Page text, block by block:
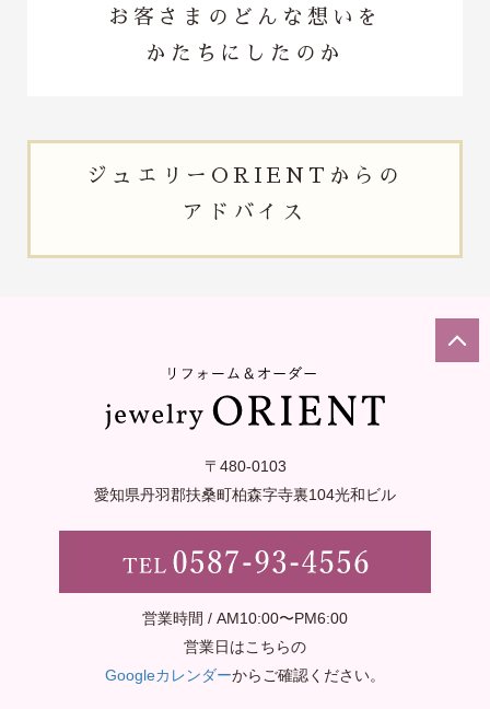
お客さまのどんな想いを
かたちにしたのか
ジュエリー ORIENTからの
アドバイス
〒480-0103
愛知県丹羽郡扶桑町柏森字寺裏104光和ビル
営業時間 / AM10:00〜PM6:00
営業日はこちらの
Googleカレンダーからご確認ください。